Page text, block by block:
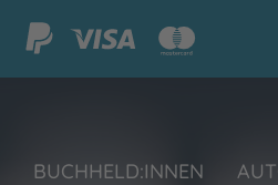
BUCHHELD:INNEN